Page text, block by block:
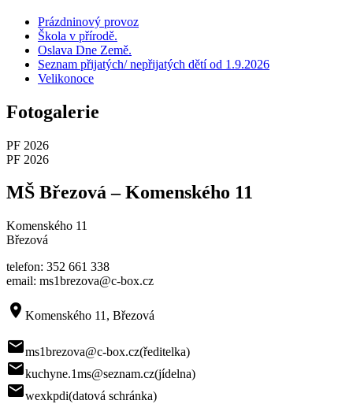
Prázdninový provoz
Škola v přírodě.
Oslava Dne Země.
Seznam přijatých/ nepřijatých dětí od 1.9.2026
Velikonoce
Fotogalerie
PF 2026
PF 2026
MŠ Březová – Komenského 11
Komenského 11
Březová
telefon: 352 661 338
email: ms1brezova@c-box.cz
room Komenského 11, Březová
mailms1brezova@c-box.cz(ředitelka)
mailkuchyne.1ms@seznam.cz(jídelna)
mailwexkpdi(datová schránka)